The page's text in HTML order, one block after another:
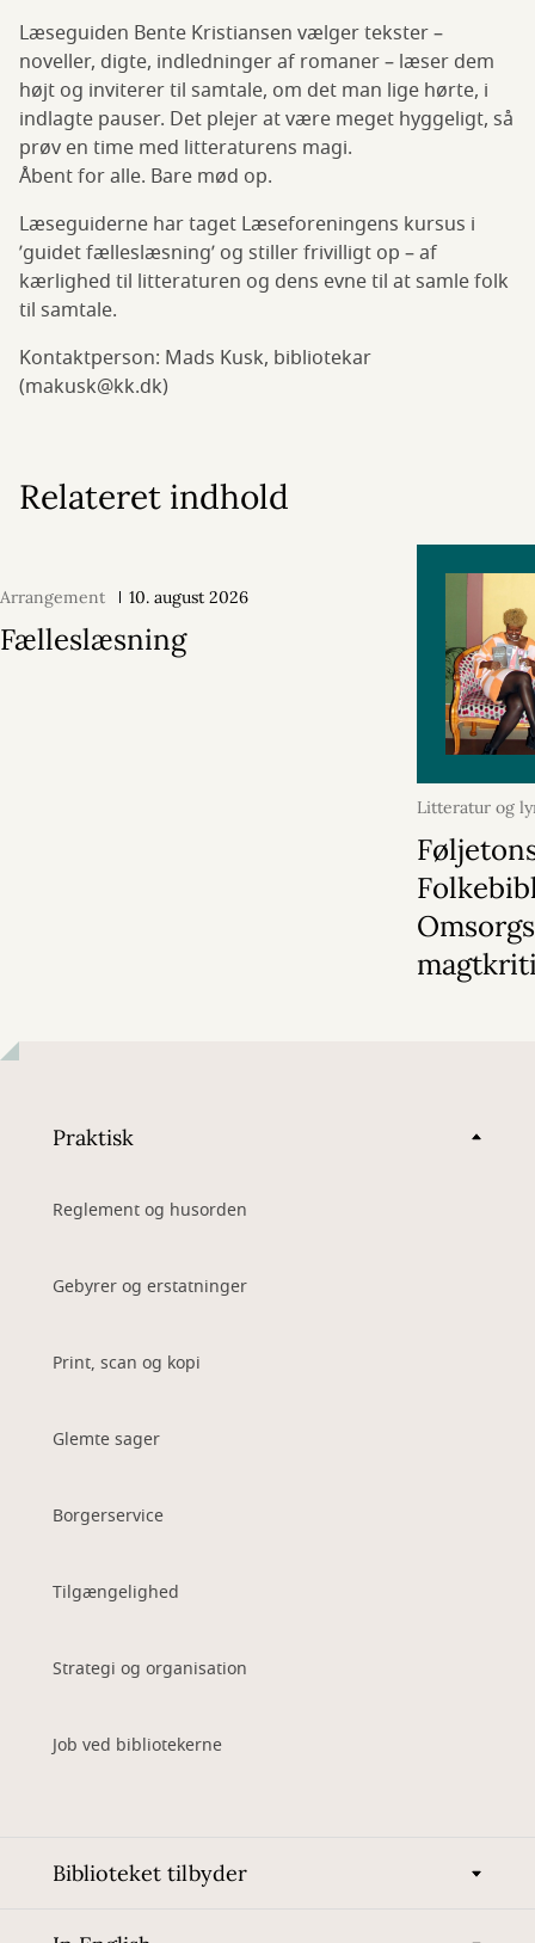
Læseguiden Bente Kristiansen vælger tekster –
noveller, digte, indledninger af romaner – læser dem
højt og inviterer til samtale, om det man lige hørte, i
indlagte pauser. Det plejer at være meget hyggeligt, så
prøv en time med litteraturens magi.
Åbent for alle. Bare mød op.
Læseguiderne har taget Læseforeningens kursus i
’guidet fælleslæsning’ og stiller frivilligt op – af
kærlighed til litteraturen og dens evne til at samle folk
til samtale.
Kontaktperson: Mads Kusk, bibliotekar
(makusk@kk.dk)
Relateret indhold
Arrangement 10. august 2026
Fælleslæsning
Litteratur og
oktober 2024
Praktisk
Reglement og husorden
Gebyrer og erstatninger
Print, scan og kopi
Glemte sager
Borgerservice
Tilgængelighed
Strategi og organisation
Job ved bibliotekerne
Biblioteket tilbyder